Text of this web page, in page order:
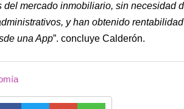
del mercado inmobiliario, sin necesidad
y han obtenido
una App”. concluye Calderón.